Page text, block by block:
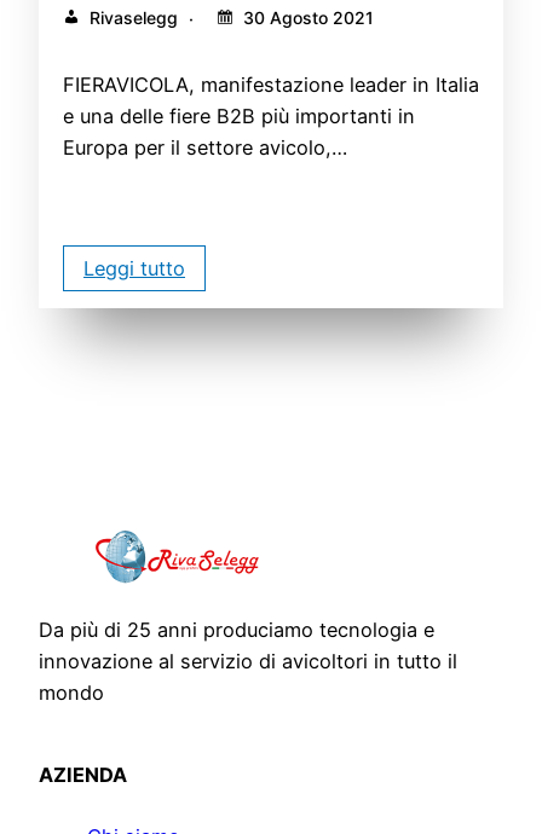
Rivaselegg 30 Agosto 2021
FIERAVICOLA, manifestazione leader in Italia
e una delle fiere B2B più importanti in
Europa per il settore avicolo,…
Leggi tutto
Da più di 25 anni produciamo tecnologia e
innovazione al servizio di avicoltori in tutto il
mondo
AZIENDA